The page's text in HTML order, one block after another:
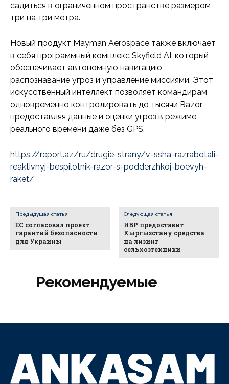
Рекомендуемые
садиться в ограниченном пространстве размером
три на три метра.
Новый продукт Mayman Aerospace также включает
в себя программный комплекс Skyfield AI, который
обеспечивает автономную навигацию,
распознавание угроз и управление миссиями. Этот
искусственный интеллект позволяет командирам
одновременно контролировать до тысячи Razor,
предоставляя данные и оценки угроз в режиме
реального времени даже без GPS.
https://report.az/ru/drugie-strany/v-ssha-razrabotali-
reaktivnyj-bespilotnik-razor-s-podderzhkoj-boevyh-
raket/
Предыдущая статья
ЕС согласовал проект
гарантий безопасности
для Украины
Следующая статья
ИБР предоставит
Кыргызстану средства
на лизинг
сельхозтехники